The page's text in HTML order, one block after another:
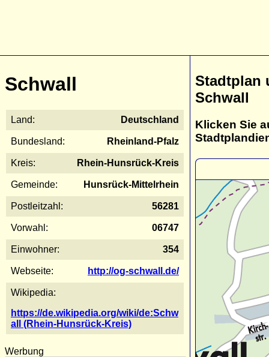
Schwall
Land: Deutschland
Bundesland: Rheinland-Pfalz
Kreis: Rhein-Hunsrück-Kreis
Gemeinde: Hunsrück-Mittelrhein
Postleitzahl: 56281
Vorwahl: 06747
Einwohner: 354
Webseite: http://og-schwall.de/
Wikipedia:
https://de.wikipedia.org/wiki/de:Schw
all (Rhein-Hunsrück-Kreis)
Werbung
Stadtplan
Schwall
Klicken Sie